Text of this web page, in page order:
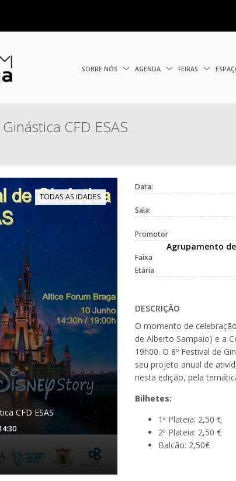
SOBRE NÓS AGENDA FEIRAS
CFD ESAS
TODAS AS IDADES
CFD ESAS
Data:
Sala:
Promotor
Agrupamento
Faixa
Etária
DESCRIÇÃO
O momento de
de Alberto Sampaio) e a
19h00. O 8º Festival de
seu projeto anual de
nesta edição, pela
Bilhetes:
1ª Plateia: 2,50 €
2ª Plateia: 2,50 €
Balcão: 2,50€